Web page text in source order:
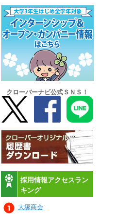
クローバーナビ公式ＳＮＳ！
採用情報アクセスラン
キング
大塚商会